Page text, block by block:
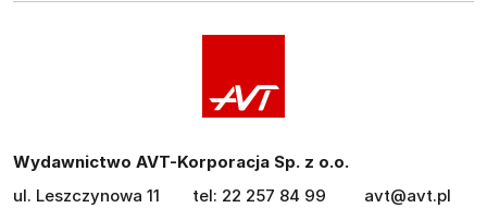
Wydawnictwo AVT-Korporacja Sp. z o.o.
ul. Leszczynowa 11
tel: 22 257 84 99
avt@avt.pl